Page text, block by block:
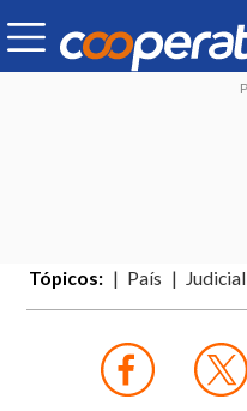
Tópicos: País Judicial